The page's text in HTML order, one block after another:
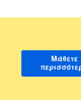
Μάθετε